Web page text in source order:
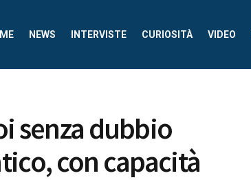
NEWS INTERVISTE CURIOSITÀ VIDEO
senza dubbio
con capacità